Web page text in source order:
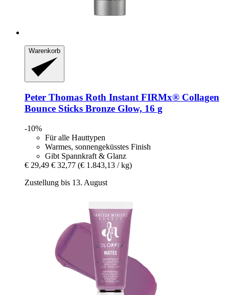
Warenkorb
Peter Thomas Roth Instant FIRMx® Collagen
Bounce Sticks Bronze Glow, 16 g
-10%
Für alle Hauttypen
Warmes, sonnengeküsstes Finish
Gibt Spannkraft & Glanz
€ 29,49 € 32,77 (€ 1.843,13 / kg)
Zustellung bis 13. August